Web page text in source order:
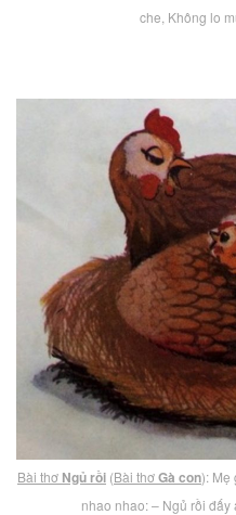
che, Không lo
Bài thơ Ngủ rồi (Bài thơGà con): Mẹ
nhao nhao: – Ngủ rồi đấy